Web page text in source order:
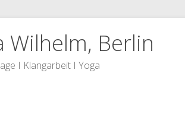
Wilhelm, Berlin
I Klangarbeit I Yoga